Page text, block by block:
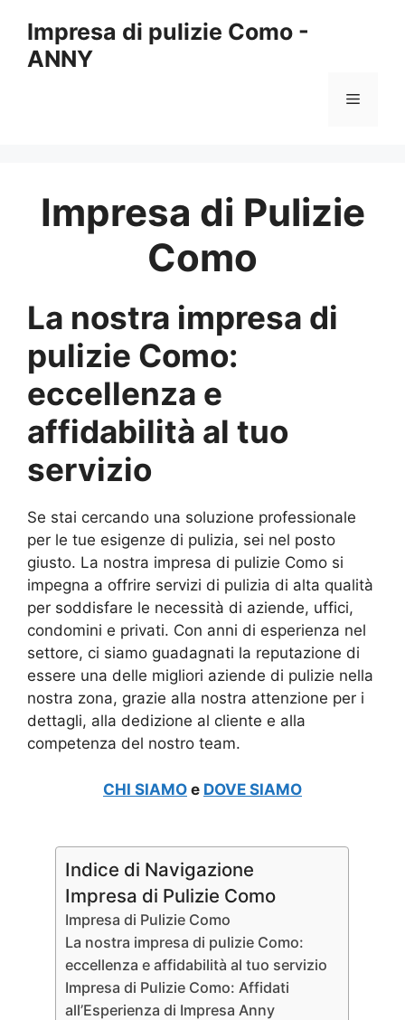
contenuto
Impresa di pulizie Como -
ANNY
Menu
Impresa di Pulizie
Como
La nostra impresa di
pulizie Como:
eccellenza e
affidabilità al tuo
servizio
Se stai cercando una soluzione professionale
per le tue esigenze di pulizia, sei nel posto
giusto. La nostra impresa di pulizie Como si
impegna a offrire servizi di pulizia di alta qualità
per soddisfare le necessità di aziende, uffici,
condomini e privati. Con anni di esperienza nel
settore, ci siamo guadagnati la reputazione di
essere una delle migliori aziende di pulizie nella
nostra zona, grazie alla nostra attenzione per i
dettagli, alla dedizione al cliente e alla
competenza del nostro team.
CHI SIAMO e DOVE SIAMO
Indice di Navigazione
Impresa di Pulizie Como
Impresa di Pulizie Como
La nostra impresa di pulizie Como:
eccellenza e affidabilità al tuo servizio
Impresa di Pulizie Como: Affidati
all’Esperienza di Impresa Anny